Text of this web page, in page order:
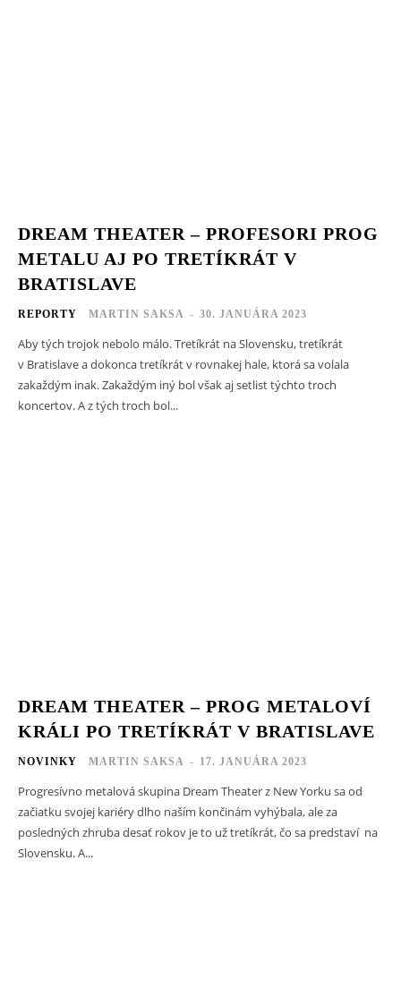
DREAM THEATER – PROFESORI PROG
METALU AJ PO TRETÍKRÁT V
BRATISLAVE
REPORTY MARTIN SAKSA - 30. JANUÁRA 2023
Aby tých trojok nebolo málo. Tretíkrát na Slovensku, tretíkrát
v Bratislave a dokonca tretíkrát v rovnakej hale, ktorá sa volala
zakaždým inak. Zakaždým iný bol však aj setlist týchto troch
koncertov. A z tých troch bol...
DREAM THEATER – PROG METALOVÍ
KRÁLI PO TRETÍKRÁT V BRATISLAVE
NOVINKY MARTIN SAKSA - 17. JANUÁRA 2023
Progresívno metalová skupina Dream Theater z New Yorku sa od
začiatku svojej kariéry dlho naším končinám vyhýbala, ale za
posledných zhruba desať rokov je to už tretíkrát, čo sa predstaví na
Slovensku. A...